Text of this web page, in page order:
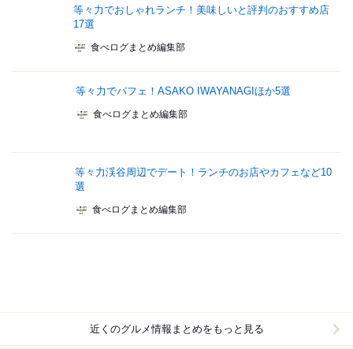
等々力でおしゃれランチ！美味しいと評判のおすすめ店
17選
食べログまとめ編集部
等々力でパフェ！ASAKO IWAYANAGIほか5選
食べログまとめ編集部
等々力渓谷周辺でデート！ランチのお店やカフェなど10
選
食べログまとめ編集部
近くのグルメ情報まとめをもっと見る